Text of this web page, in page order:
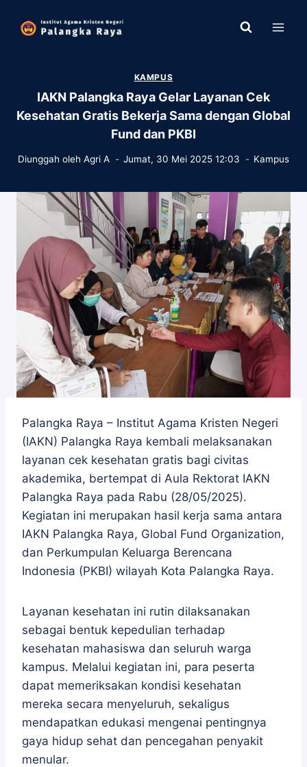
KAMPUS
IAKN Palangka Raya Gelar Layanan Cek
Kesehatan Gratis Bekerja Sama dengan Global
Fund dan PKBI
Diunggah oleh Agri A Jumat, 30 Mei 2025 12:03 Kampus
Palangka Raya – Institut Agama Kristen Negeri
(IAKN) Palangka Raya kembali melaksanakan
layanan cek kesehatan gratis bagi civitas
akademika, bertempat di Aula Rektorat IAKN
Palangka Raya pada Rabu (28/05/2025).
Kegiatan ini merupakan hasil kerja sama antara
IAKN Palangka Raya, Global Fund Organization,
dan Perkumpulan Keluarga Berencana
Indonesia (PKBI) wilayah Kota Palangka Raya.
Layanan kesehatan ini rutin dilaksanakan
sebagai bentuk kepedulian terhadap
kesehatan mahasiswa dan seluruh warga
kampus. Melalui kegiatan ini, para peserta
dapat memeriksakan kondisi kesehatan
mereka secara menyeluruh, sekaligus
mendapatkan edukasi mengenai pentingnya
gaya hidup sehat dan pencegahan penyakit
menular.